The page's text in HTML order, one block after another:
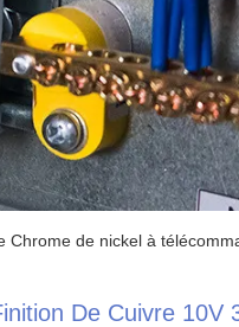
Chrome de nickel à
De Cuivre 10V